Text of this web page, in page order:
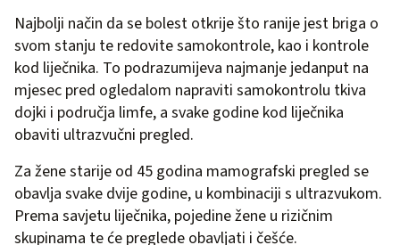
Najbolji način da se bolest otkrije što ranije jest briga o
svom stanju te redovite samokontrole, kao i kontrole
kod liječnika. To podrazumijeva najmanje jedanput na
mjesec pred ogledalom napraviti samokontrolu tkiva
dojki i područja limfe, a svake godine kod liječnika
obaviti ultrazvučni pregled.
Za žene starije od 45 godina mamografski pregled se
obavlja svake dvije godine, u kombinaciji s ultrazvukom.
Prema savjetu liječnika, pojedine žene u rizičnim
skupinama te će preglede obavljati i češće.